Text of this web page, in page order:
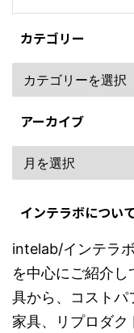
カテゴリー
アーカイブ
インテラボについ
intelab/インテラ
を中心にご紹介
具から、コストパ
家具、リプロダク